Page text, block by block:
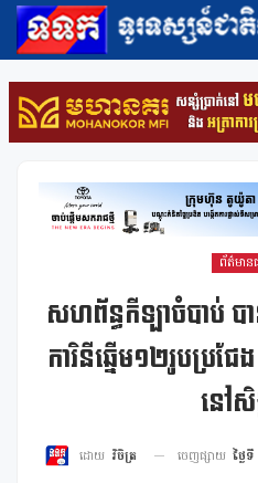
ព័ត៌មាន
សហព័ន្ធកីឡាចំបាប់ ប
ការិនីឆ្នើម១២រូបប្រជ
នៅសិ
ដោយ វិចិត្រ ចេញផ្សាយ ថ្ងៃ